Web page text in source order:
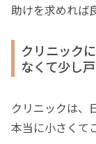
助けを求めれば
クリニック
なくて少し
クリニックは、
本当に小さくて